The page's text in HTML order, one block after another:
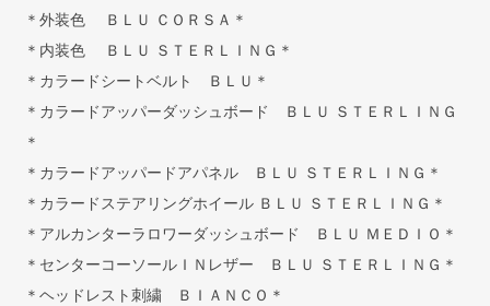
＊外装色 ＢＬＵ ＣＯＲＳＡ＊
＊内装色 ＢＬＵ ＳＴＥＲＬＩＮＧ＊
＊カラードシートベルト ＢＬＵ＊
＊カラードアッパーダッシュボード ＢＬＵ ＳＴＥＲＬＩＮＧ
＊
＊カラードアッパードアパネル ＢＬＵ ＳＴＥＲＬＩＮＧ＊
＊カラードステアリングホイール ＢＬＵ ＳＴＥＲＬＩＮＧ＊
＊アルカンターラロワーダッシュボード ＢＬＵ ＭＥＤＩＯ＊
＊センターコーソールＩＮレザー ＢＬＵ ＳＴＥＲＬＩＮＧ＊
＊ヘッドレスト刺繍 ＢＩＡＮＣＯ＊